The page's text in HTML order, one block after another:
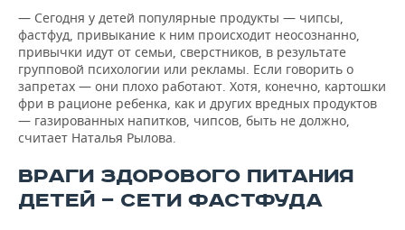
— Сегодня у детей популярные продукты — чипсы,
фастфуд, привыкание к ним происходит неосознанно,
привычки идут от семьи, сверстников, в результате
групповой психологии или рекламы. Если говорить о
запретах — они плохо работают. Хотя, конечно, картошки
фри в рационе ребенка, как и других вредных продуктов
— газированных напитков, чипсов, быть не должно,
считает Наталья Рылова.
ВРАГИ ЗДОРОВОГО ПИТАНИЯ
ДЕТЕЙ — СЕТИ ФАСТФУДА